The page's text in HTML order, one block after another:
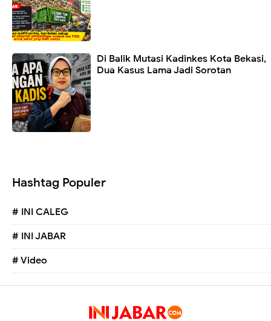
Di Balik Mutasi Kadinkes Kota Bekasi,
Dua Kasus Lama Jadi Sorotan
Hashtag Populer
# INI CALEG
# INI JABAR
# Video